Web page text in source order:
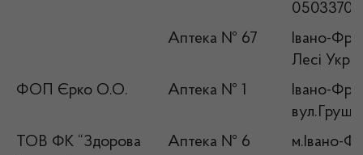
Аптека № 67
Івано-
Лесі
ФОП Єрко О.О.
Аптека № 1
Івано-
ТОВ ФК “Здорова
Аптека № 6 м.Івано-